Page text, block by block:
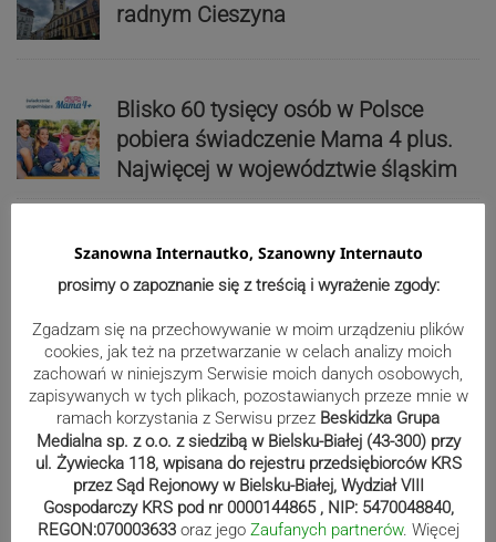
radnym Cieszyna
Blisko 60 tysięcy osób w Polsce
pobiera świadczenie Mama 4 plus.
Najwięcej w województwie śląskim
ReklamaSzanowna Internautko, Szanowny Internauto
prosimy o zapoznanie się z treścią i wyrażenie zgody:
Zgadzam się na przechowywanie w moim urządzeniu plików
cookies, jak też na przetwarzanie w celach analizy moich
zachowań w niniejszym Serwisie moich danych osobowych,
zapisywanych w tych plikach, pozostawianych przeze mnie w
ramach korzystania z Serwisu przez Beskidzka Grupa
Medialna sp. z o.o. z siedzibą w Bielsku-Białej (43-300) przy
ul. Żywiecka 118, wpisana do rejestru przedsiębiorców KRS
przez Sąd Rejonowy w Bielsku-Białej, Wydział VIII
Gospodarczy KRS pod nr 0000144865 , NIP: 5470048840,
REGON:070003633 oraz jego Zaufanych partnerów. Więcej